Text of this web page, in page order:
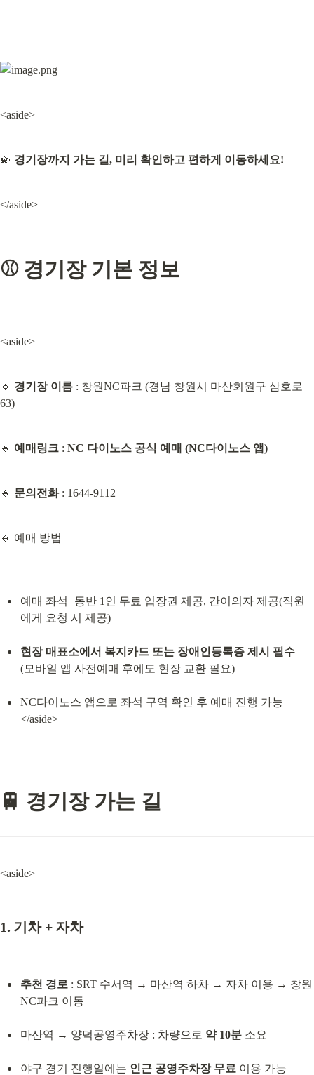
<aside>
💫 경기장까지 가는 길, 미리 확인하고 편하게 이동하세요!
</aside>
⚾ 경기장 기본 정보
<aside>
🔹 경기장 이름 : 창원NC파크 (경남 창원시 마산회원구 삼호로
63)
🔹 예매링크 : NC 다이노스 공식 예매 (NC다이노스 앱)
🔹 문의전화 : 1644-9112
🔹 예매 방법
예매 좌석+동반 1인 무료 입장권 제공, 간이의자 제공(직원
에게 요청 시 제공)
현장 매표소에서 복지카드 또는 장애인등록증 제시 필수
(모바일 앱 사전예매 후에도 현장 교환 필요)
NC다이노스 앱으로 좌석 구역 확인 후 예매 진행 가능
</aside>
🚆 경기장 가는 길
<aside>
1. 기차 + 자차
추천 경로 : SRT 수서역 → 마산역 하차 → 자차 이용 → 창원
NC파크 이동
마산역 → 양덕공영주차장 : 차량으로 약 10분 소요
야구 경기 진행일에는 인근 공영주차장 무료 이용 가능